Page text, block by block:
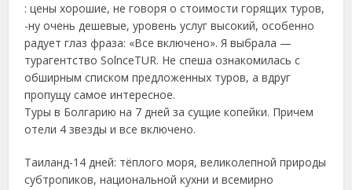
: цены хорошие, не говоря о стоимости горящих туров,
-ну очень дешевые, уровень услуг высокий, особенно
радует глаз фраза: «Все включено». Я выбрала —
турагентство SolnceTUR. Не спеша ознакомилась с
обширным списком предложенных туров, а вдруг
пропущу самое интересное.
Туры в Болгарию на 7 дней за сущие копейки. Причем
отели 4 звезды и все включено.
Таиланд-14 дней: тёплого моря, великолепной природы
субтропиков, национальной кухни и всемирно